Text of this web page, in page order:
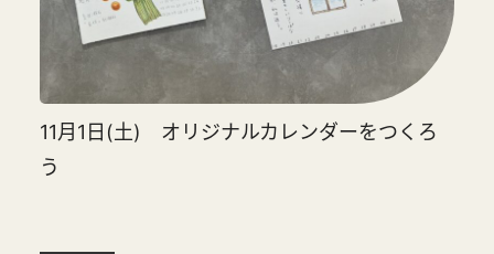
11月1日(土) オリジナルカレンダーをつくろ
う